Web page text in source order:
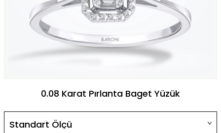
0.08 Karat Pırlanta Baget Yüzük